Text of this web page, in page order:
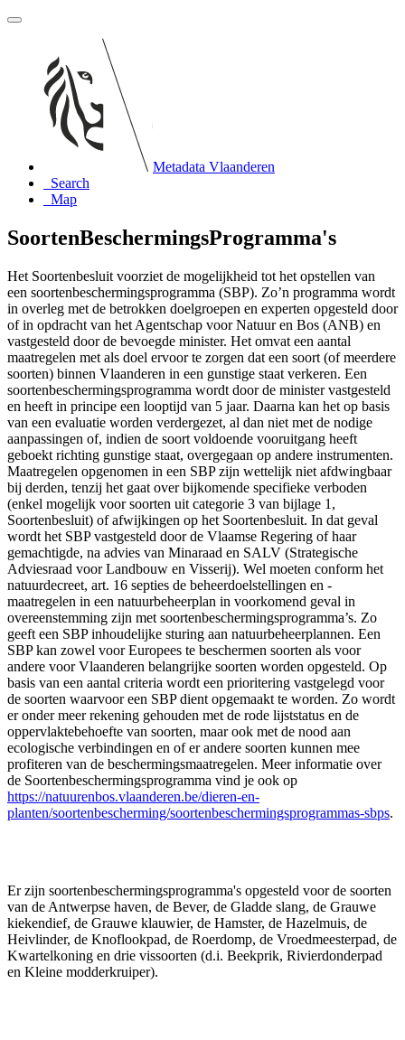
Metadata Vlaanderen
Search
Map
SoortenBeschermingsProgramma's
Het Soortenbesluit voorziet de mogelijkheid tot het opstellen van
een soortenbeschermingsprogramma (SBP). Zo’n programma wordt
in overleg met de betrokken doelgroepen en experten opgesteld door
of in opdracht van het Agentschap voor Natuur en Bos (ANB) en
vastgesteld door de bevoegde minister. Het omvat een aantal
maatregelen met als doel ervoor te zorgen dat een soort (of meerdere
soorten) binnen Vlaanderen in een gunstige staat verkeren. Een
soortenbeschermingsprogramma wordt door de minister vastgesteld
en heeft in principe een looptijd van 5 jaar. Daarna kan het op basis
van een evaluatie worden verdergezet, al dan niet met de nodige
aanpassingen of, indien de soort voldoende vooruitgang heeft
geboekt richting gunstige staat, overgegaan op andere instrumenten.
Maatregelen opgenomen in een SBP zijn wettelijk niet afdwingbaar
bij derden, tenzij het gaat over bijkomende specifieke verboden
(enkel mogelijk voor soorten uit categorie 3 van bijlage 1,
Soortenbesluit) of afwijkingen op het Soortenbesluit. In dat geval
wordt het SBP vastgesteld door de Vlaamse Regering of haar
gemachtigde, na advies van Minaraad en SALV (Strategische
Adviesraad voor Landbouw en Visserij). Wel moeten conform het
natuurdecreet, art. 16 septies de beheerdoelstellingen en -
maatregelen in een natuurbeheerplan in voorkomend geval in
overeenstemming zijn met soortenbeschermingsprogramma’s. Zo
geeft een SBP inhoudelijke sturing aan natuurbeheerplannen. Een
SBP kan zowel voor Europees te beschermen soorten als voor
andere voor Vlaanderen belangrijke soorten worden opgesteld. Op
basis van een aantal criteria wordt een prioritering vastgelegd voor
de soorten waarvoor een SBP dient opgemaakt te worden. Zo wordt
er onder meer rekening gehouden met de rode lijststatus en de
oppervlaktebehoefte van soorten, maar ook met de nood aan
ecologische verbindingen en of er andere soorten kunnen mee
profiteren van de beschermingsmaatregelen. Meer informatie over
de Soortenbeschermingsprogramma vind je ook op
https://natuurenbos.vlaanderen.be/dieren-en-
planten/soortenbescherming/soortenbeschermingsprogrammas-sbps.
Er zijn soortenbeschermingsprogramma's opgesteld voor de soorten
van de Antwerpse haven, de Bever, de Gladde slang, de Grauwe
kiekendief, de Grauwe klauwier, de Hamster, de Hazelmuis, de
Heivlinder, de Knoflookpad, de Roerdomp, de Vroedmeesterpad, de
Kwartelkoning en drie vissoorten (d.i. Beekprik, Rivierdonderpad
en Kleine modderkruiper).